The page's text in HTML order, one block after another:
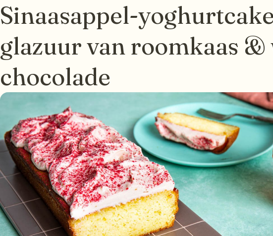
Sinaasappel-
glazuur van roomkaas &
chocolade